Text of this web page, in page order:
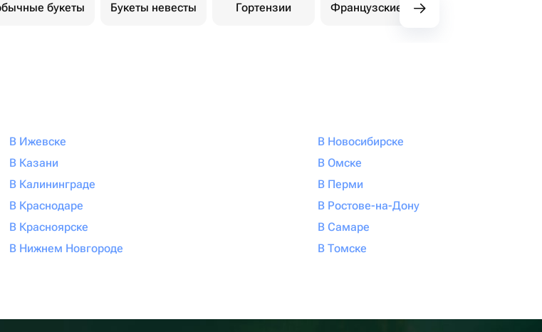
букеты Букеты невесты Гортензии Французские розы
В Ижевске
В Казани
В Калининграде
В Краснодаре
В Красноярске
В Нижнем Новгороде
В Новосибирске
В Омске
В Перми
В Ростове-на-Дону
В Самаре
В Томске